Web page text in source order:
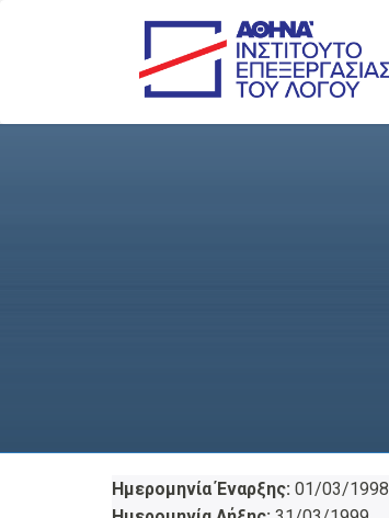
Ημερομηνία Έναρξης: 01/03/1998